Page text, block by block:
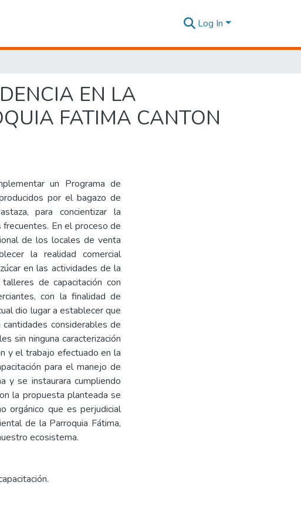
Log In
EN LA
FATIMA CANTON
un Programa de
por el bagazo de
para concientizar la
En el proceso de
de los locales de venta
la realidad comercial
en las actividades de la
de capacitación con
con la finalidad de
dio lugar a establecer que
considerables de
sin ninguna caracterización
y el trabajo efectuado en la
para el manejo de
y se instaurara cumpliendo
la propuesta planteada se
orgánico que es perjudicial
de la Parroquia Fátima,
ecosistema.